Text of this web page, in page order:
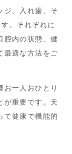
ジ、入れ歯、そ
。それぞれに
腔内の状態、健
最適な方法をご
お一人おひとり
が重要です。天
て健康で機能的